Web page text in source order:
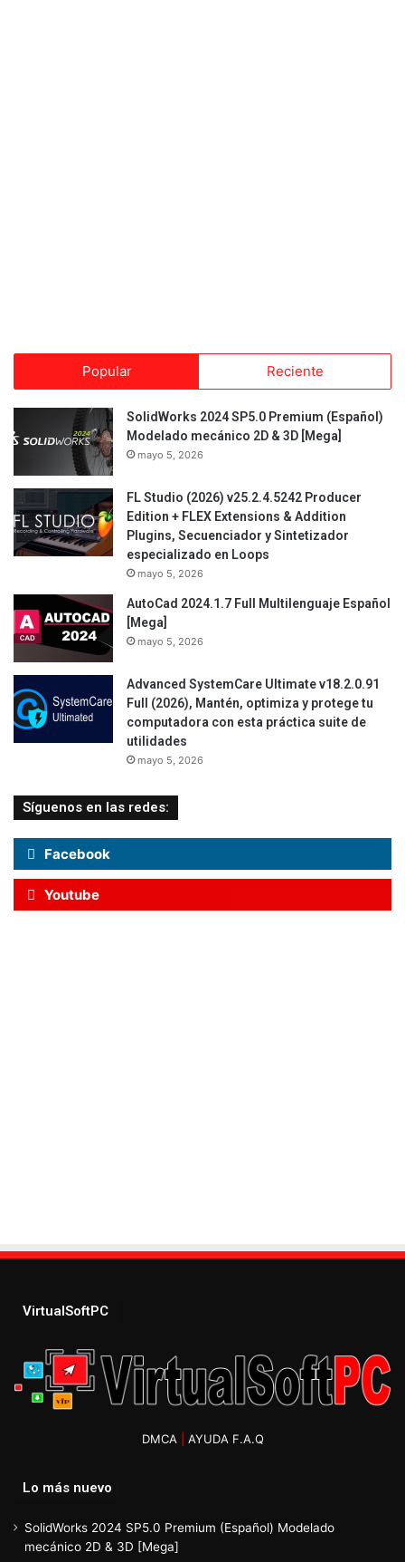
Popular Reciente
SolidWorks 2024 SP5.0 Premium (Español)
Modelado mecánico 2D & 3D [Mega]
mayo 5, 2026
FL Studio (2026) v25.2.4.5242 Producer
Edition + FLEX Extensions & Addition
Plugins, Secuenciador y Sintetizador
especializado en Loops
mayo 5, 2026
AutoCad 2024.1.7 Full Multilenguaje Español
[Mega]
mayo 5, 2026
Advanced SystemCare Ultimate v18.2.0.91
Full (2026), Mantén, optimiza y protege tu
computadora con esta práctica suite de
utilidades
mayo 5, 2026
Síguenos en las redes:
Facebook
Youtube
VirtualSoftPC
DMCA| AYUDA F.A.Q
Lo más nuevo
SolidWorks 2024 SP5.0 Premium (Español) Modelado
mecánico 2D & 3D [Mega]